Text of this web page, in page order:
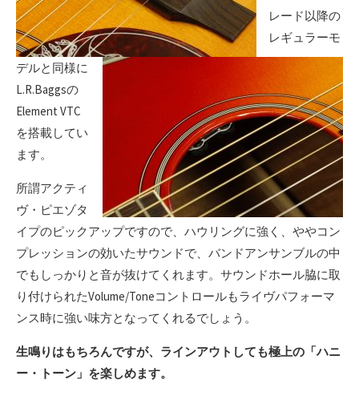
レード以降の
レギュラーモ
デルと同様に
L.R.Baggsの
Element VTC
を搭載してい
ます。
所謂アクティ
ヴ・ピエゾタ
イプのピックアップですので、ハウリングに強く、ややコン
プレッションの効いたサウンドで、バンドアンサンブルの中
でもしっかりと音が抜けてくれます。サウンドホール脇に取
り付けられたVolume/Toneコントロールもライヴパフォーマ
ンス時に強い味方となってくれるでしょう。
生鳴りはもちろんですが、ラインアウトしても極上の「ハニ
ー・トーン」を楽しめます。